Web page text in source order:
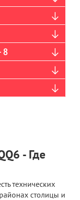
8
- Где
технических
столицы и